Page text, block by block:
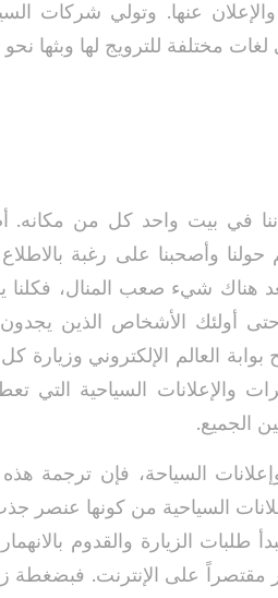
عنها. وتولي شركات
مختلفة للترويج لها وبثها
في بيت واحد كل من مكانه.
وأصحبنا على رغبة
هناك شيء صعب المنال، فكلنا
أولئك الأشخاص الذين يجدون
العالم الإلكتروني وزيارة
والإعلانات السياحية التي
الجميع.
السياحة، فإن ترجمة هذه
السياحية من كونها
طلبات الزيارة والقدوم
مقتصراً على الإنترنت.